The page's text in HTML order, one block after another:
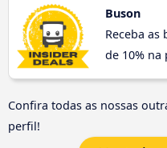
Buson
Receba as
de 10%
Confira todas as nossas
perfil!